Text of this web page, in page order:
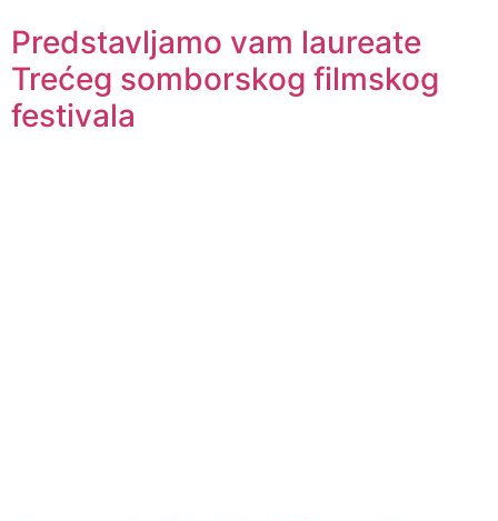
Predstavljamo vam laureate
Trećeg somborskog filmskog
festivala